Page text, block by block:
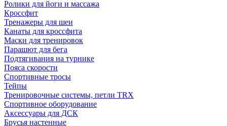
Ролики для йоги и массажа
Кроссфит
Тренажеры для шеи
Канаты для кроссфита
Маски для тренировок
Парашют для бега
Подтягивания на турнике
Пояса скорости
Спортивные тросы
Тейпы
Тренировочные системы, петли TRX
Спортивное оборудование
Аксессуары для ДСК
Брусья настенные